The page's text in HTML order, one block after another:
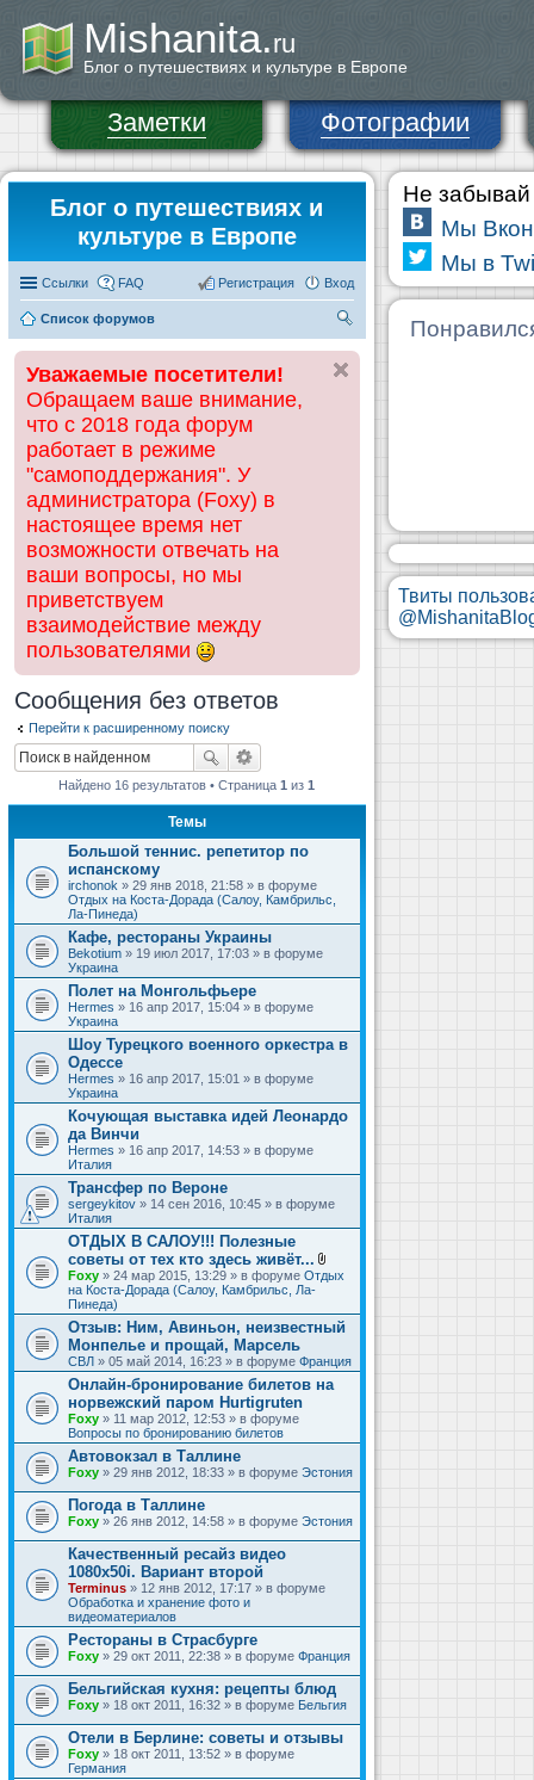
Mishanita.ru
Блог о путешествиях и культуре в Европе
Заметки Фотографии
Блог о путешествиях и
культуре в Европе
Ссылки FAQ Вход
Регистрация
Список форумов
ск
Уважаемые посетители!
Обращаем ваше внимание,
что с 2018 года форум
работает в режиме
"самоподдержания". У
администратора (Foxy) в
настоящее время нет
возможности отвечать на
ваши вопросы, но мы
приветствуем
взаимодействие между
пользователями
Сообщения без ответов
Перейти к расширенному поиску
Найдено 16 результатов • Страница1 из1
Темы
Большой теннис. репетитор по
испанскому
irchonok » 29 янв 2018, 21:58 » в форуме
Отдых на Коста-Дорада (Салоу, Камбрильс,
Ла-Пинеда)
Кафе, рестораны Украины
Bekotium » 19 июл 2017, 17:03 » в форуме
Украина
Полет на Монгольфьере
Hermes » 16 апр 2017, 15:04 » в форуме
Украина
Шоу Турецкого военного оркестра в
Одессе
Hermes » 16 апр 2017, 15:01 » в форуме
Украина
Кочующая выставка идей Леонардо
да Винчи
Hermes » 16 апр 2017, 14:53 » в форуме
Италия
Трансфер по Вероне
sergeykitov » 14 сен 2016, 10:45 » в форуме
Италия
ОТДЫХ В САЛОУ!!! Полезные
советы от тех кто здесь живёт...
В
л
ж
е
и
я
Foxy » 24 мар 2015, 13:29 » в форуме Отдых
на Коста-Дорада (Салоу, Камбрильс, Ла-
Пинеда)
Отзыв: Ним, Авиньон, неизвестный
Монпелье и прощай, Марсель
СВЛ » 05 май 2014, 16:23 » в форуме Франция
Онлайн-бронирование билетов на
норвежский паром Hurtigruten
Foxy » 11 мар 2012, 12:53 » в форуме
Вопросы по бронированию билетов
Автовокзал в Таллине
Foxy » 29 янв 2012, 18:33 » в форуме Эстония
Погода в Таллине
Foxy » 26 янв 2012, 14:58 » в форуме Эстония
Качественный ресайз видео
1080x50i. Вариант второй
Terminus » 12 янв 2012, 17:17 » в форуме
Обработка и хранение фото и
видеоматериалов
Рестораны в Страсбурге
Foxy » 29 окт 2011, 22:38 » в форуме Франция
Бельгийская кухня: рецепты блюд
Foxy » 18 окт 2011, 16:32 » в форуме Бельгия
Отели в Берлине: советы и отзывы
Foxy » 18 окт 2011, 13:52 » в форуме
Германия
Не забывай
Мы
Мы в
Твиты